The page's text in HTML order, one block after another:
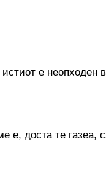
е неопходен
е, доста те газеа,